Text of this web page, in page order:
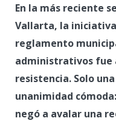
En la más reciente
Vallarta, la
reglamento
administrativos fue
resistencia. Solo
unanimidad
negó a avalar una